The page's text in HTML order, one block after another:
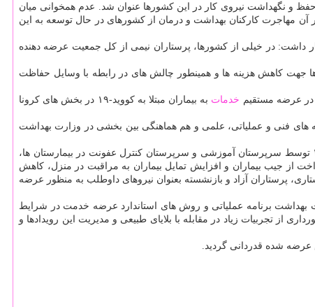
حفظ و نگهداشت نیروی کار در این کشورها عنوان شد. عدم همخوانی میان
آن مهاجرت کارکنان بهداشت و درمان از کشورهای در حال توسعه به این
داشت: در خیلی از کشورها، پرستاران نیمی از کل جمعیت عرضه دهنده
جهت کاهش هزینه ها و همینطور چالش های در رابطه با وسایل حفاظت
خدمات
به بیماران مبتلا به کووید-۱۹ در بخش های کرونا
های فنی و عملیاتی، علمی و هم هماهنگی بین بخشی در وزارت بهداشت
حضرتی اضافه کرد: همچنین، آموزش و توانمندسازی گروه های پرستاری و سایر گروه های خدماتی در چارچوب یک هزار و ۲۸۳ دوره در زمینه کووید۱۹ توسط سرپرستان آموزشی و سرپرستان کنترل عفونت در بیمارستان ها،
خانه با هدف کاهش هزینه های پرداخت از جیب بیماران و افزایش تمایل بیماران به مراقبت در منزل، کاهش
پرستاران آزاد و بازنشسته بعنوان نیروهای داوطلب به منظور عرضه
برنامه عملیاتی و روش های استاندارد عرضه خدمت در شرایط
از تجربیات زیاد در مقابله با بلایای طبیعی و مدیریت این رویدادها و